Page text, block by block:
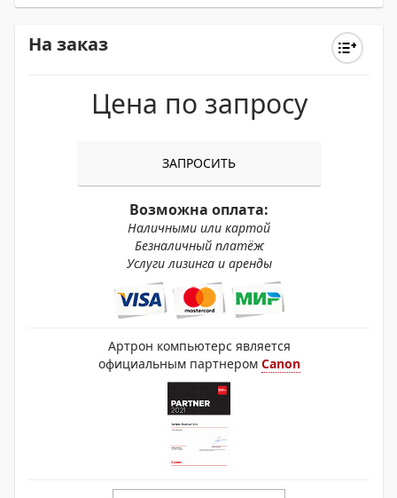
На заказ
Цена по запросу
ЗАПРОСИТЬ
Возможна оплата:
Наличными или картой
Безналичный платёж
Услуги лизинга и аренды
Артрон компьютерс является
официальным партнером Canon